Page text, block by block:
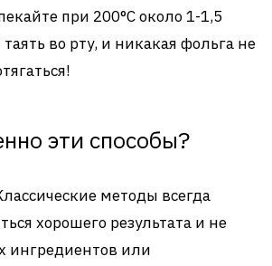
при 200°C около 1-1,5
таять во рту, и никакая фольга не
эти способы?
методы всегда
хорошего результата и не
ингредиентов или